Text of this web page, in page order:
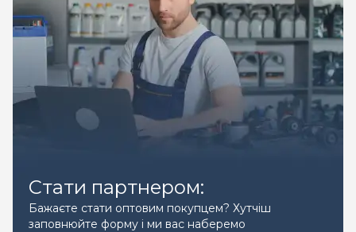
Стати партнером:
Бажаєте стати оптовим покупцем? Хутчіш
заповнюйте форму і ми вас наберемо